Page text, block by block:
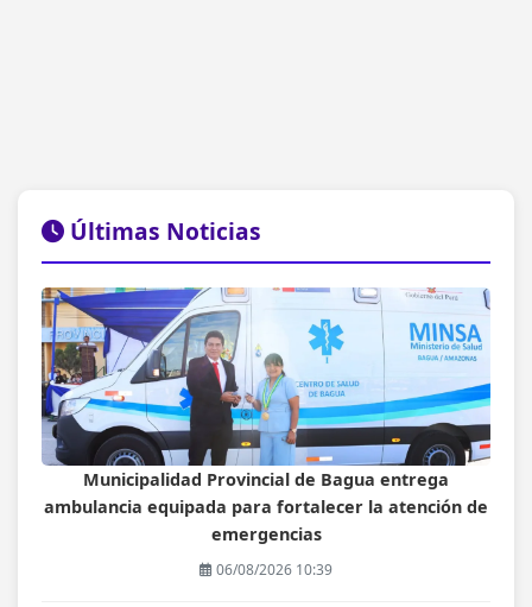
Últimas Noticias
Municipalidad Provincial de Bagua entrega
ambulancia equipada para fortalecer la atención de
emergencias
06/08/2026 10:39